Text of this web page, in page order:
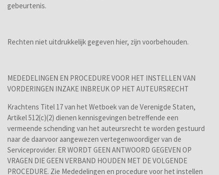
gebeurtenis.
Rechten niet uitdrukkelijk gegeven hier, zijn voorbehouden.
MEDEDELINGEN EN PROCEDURE VOOR HET INSTELLEN VAN
VORDERINGEN INZAKE INBREUK OP HET AUTEURSRECHT
Krachtens Titel 17 van het Wetboek van de Verenigde Staten,
Artikel 512(c)(2) dienen kennisgevingen betreffende een
vermeende schending van het auteursrecht te worden gestuurd
naar de daarvoor aangewezen vertegenwoordiger van de
Serviceprovider. ER WORDT GEEN ANTWOORD GEGEVEN OP
VRAGEN DIE GEEN VERBAND HOUDEN MET DE VOLGENDE
PROCEDURE. Zie Mededelingen en procedure voor het instellen